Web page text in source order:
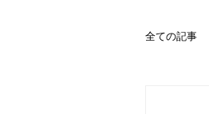
全ての記事